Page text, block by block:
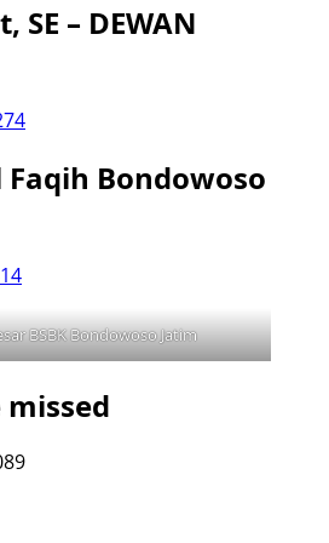
SE – DEWAN
Faqih Bondowoso
BSBK Bondowoso Jatim